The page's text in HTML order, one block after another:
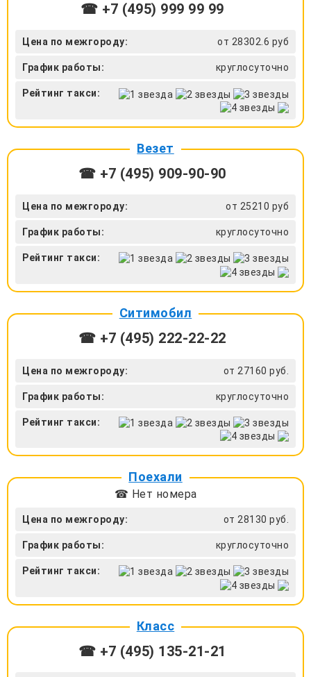
☎ +7 (495) 999 99 99
Цена по межгороду: от 28302.6 руб
График работы: круглосуточно
Рейтинг такси:
Везет
☎ +7 (495) 909-90-90
Цена по межгороду: от 25210 руб
График работы: круглосуточно
Рейтинг такси:
Ситимобил
☎ +7 (495) 222-22-22
Цена по межгороду: от 27160 руб.
График работы: круглосуточно
Рейтинг такси:
Поехали
☎ Нет номера
Цена по межгороду: от 28130 руб.
График работы: круглосуточно
Рейтинг такси:
Класс
☎ +7 (495) 135-21-21